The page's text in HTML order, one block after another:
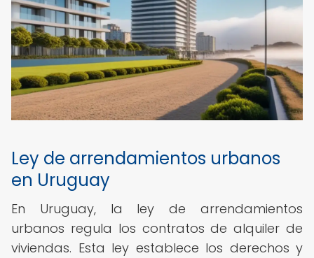
Ley de arrendamientos urbanos
en Uruguay
En Uruguay, la ley de arrendamientos
urbanos regula los contratos de alquiler de
viviendas. Esta ley establece los derechos y